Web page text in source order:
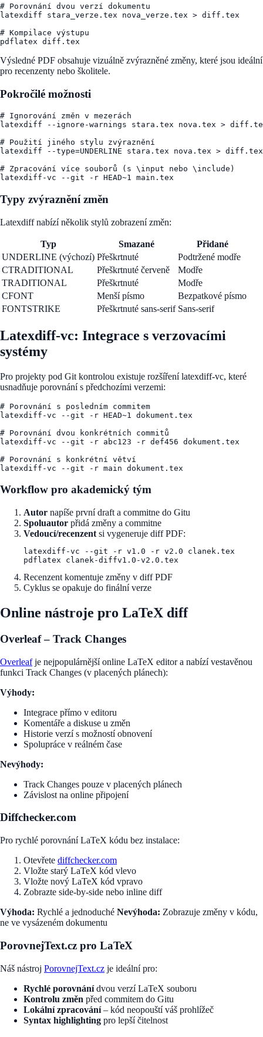
# Porovnání dvou verzí dokumentu
latexdiff stara_verze.tex nova_verze.tex > diff.tex
# Kompilace výstupu
Výsledné PDF obsahuje vizuálně zvýrazněné změny, které jsou ideální
pro recenzenty nebo školitele.
Pokročilé možnosti
# Ignorování změn v mezerách
latexdiff --ignore-warnings stara.tex nova.tex >
# Použití jiného stylu zvýraznění
latexdiff --type=UNDERLINE stara.tex nova.tex > diff.tex
# Zpracování více souborů (s \input nebo \include)
Typy zvýraznění změn
Latexdiff nabízí několik stylů zobrazení změn:
Typ Smazané
Přidané
UNDERLINE (výchozí) Přeškrtnuté
Podtržené modře
CTRADITIONAL
Přeškrtnuté červeně
Modře
TRADITIONAL
Přeškrtnuté
Modře
CFONT
Menší písmo
Bezpatkové písmo
FONTSTRIKE
Přeškrtnuté sans-serif Sans-serif
Latexdiff-vc: Integrace s verzovacími
systémy
Pro projekty pod Git kontrolou existuje rozšíření latexdiff-vc, které
usnadňuje porovnání s předchozími verzemi:
# Porovnání s posledním commitem
latexdiff-vc --git -r HEAD~1 dokument.tex
# Porovnání dvou konkrétních commitů
latexdiff-vc --git -r abc123 -r def456 dokument.tex
# Porovnání s konkrétní větví
Workflow pro akademický tým
Autor napíše první draft a commitne do Gitu
Spoluautor přidá změny a commitne
Vedoucí/recenzent si vygeneruje diff PDF:
latexdiff-vc --git -r v1.0 -r v2.0 clanek.tex
Recenzent komentuje změny v diff PDF
Cyklus se opakuje do finální verze
Online nástroje pro LaTeX diff
Overleaf – Track Changes
Overleafje nejpopulárnější online LaTeX editor a nabízí vestavěnou
funkci Track Changes (v placených plánech):
Výhody:
Integrace přímo v editoru
Komentáře a diskuse u změn
Historie verzí s možností obnovení
Spolupráce v reálném čase
Nevýhody:
Track Changes pouze v placených plánech
Závislost na online připojení
Diffchecker.com
Pro rychlé porovnání LaTeX kódu bez instalace:
Otevřete diffchecker.com
Vložte starý LaTeX kód vlevo
Vložte nový LaTeX kód vpravo
Zobrazte side-by-side nebo inline diff
Výhoda: Rychlé a jednoduché Nevýhoda: Zobrazuje změny v kódu,
ne ve vysázeném dokumentu
PorovnejText.cz pro LaTeX
Náš nástroj PorovnejText.cz je ideální pro:
Rychlé porovnánídvou verzí LaTeX souboru
Kontrolu změn před commitem do Gitu
Lokální zpracování– kód neopouští váš prohlížeč
Syntax highlighting pro lepší čitelnost